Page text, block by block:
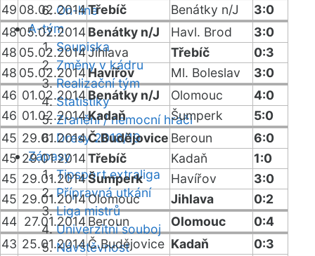
On-line
A-tým
Soupiska
Změny v kádru
Realizační tým
Statistiky
Zranění / nemocní hráči
Dresy 2018/19
Zápasy
Tipsport extraliga
Přípravná utkání
Liga mistrů
Univerzitní souboj
Návštěvnost
49 08.02.2014Třebíč Benátky n/J
3:0
4805.02.2014Benátky n/J Havl. Brod
3:0
48 05.02.2014Jihlava Třebíč
0:3
48 05.02.2014Havířov Ml. Boleslav
3:0
46 01.02.2014Benátky n/J Olomouc
4:0
46 01.02.2014Kadaň Šumperk
5:0
45 29.01.2014Č.Budějovice Beroun
6:0
45 29.01.2014Třebíč Kadaň
1:0
45 29.01.2014Šumperk Havířov
3:0
45 29.01.2014Olomouc Jihlava
0:2
44 27.01.2014Beroun Olomouc
0:4
43 25.01.2014Č.Budějovice Kadaň
0:3